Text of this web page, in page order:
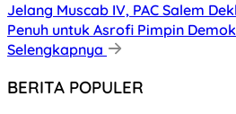
Jelang Muscab IV, PAC Salem
Penuh untuk Asrofi Pimpin
Selengkapnya
BERITA POPULER